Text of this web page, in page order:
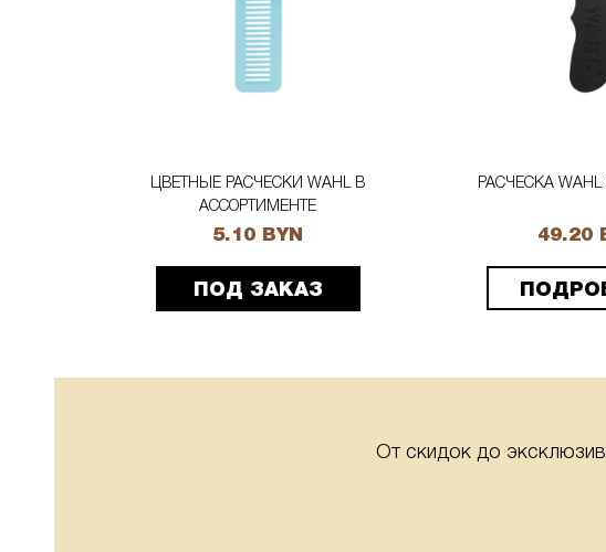
ЦВЕТНЫЕ РАСЧЕСКИ WAHL В
АССОРТИМЕНТЕ
5.10 BYN
ПОД ЗАКАЗ
РАСЧЕСКА WAHL
49.20
От скидок до